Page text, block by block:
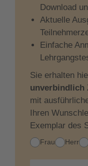
Download
Aktuelle
Einfache
Sie erhalten
unverbindlich
mit
Ihren
Exemplar des
Anrede
Frau Herr